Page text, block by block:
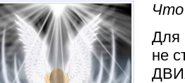
Для
не